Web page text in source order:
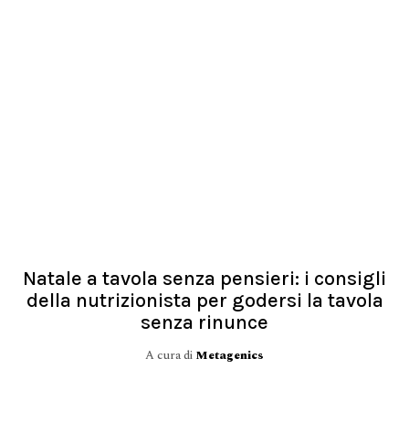
Natale a tavola senza pensieri: i consigli
della nutrizionista per godersi la tavola
senza rinunce
A cura di Metagenics